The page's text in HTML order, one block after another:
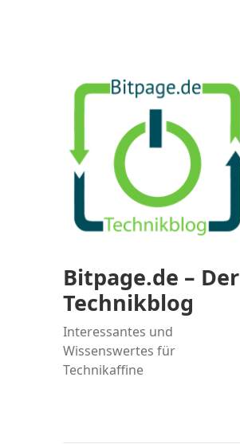
Bitpage.de – Der
Technikblog
Interessantes und
Wissenswertes für
Technikaffine